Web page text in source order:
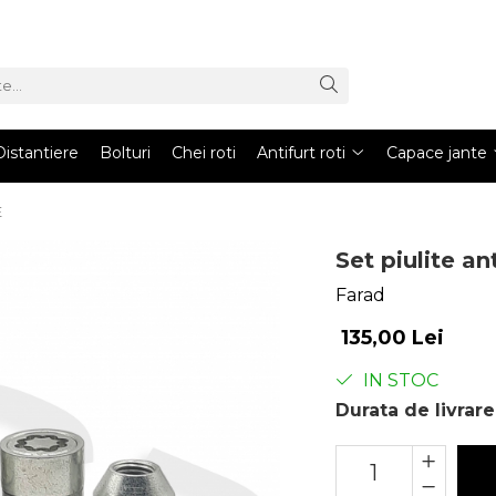
Bolturi Chei roti Antifurt roti Capace jante
Set piulite
Farad
135,00 Lei
IN STOC
Durata de